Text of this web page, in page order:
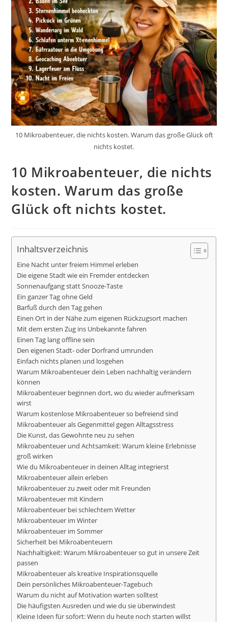
10 Mikroabenteuer, die nichts kosten. Warum das große Glück oft
nichts kostet.
10 Mikroabenteuer, die nichts
kosten. Warum das große
Glück oft nichts kostet.
Inhaltsverzeichnis
Eine Nacht unter freiem Himmel erleben
Die eigene Stadt wie ein Fremder entdecken
Sonnenaufgang statt Snooze-Taste
Ein ganzer Tag ohne Geld
Barfuß durch den Tag gehen
Einen Ort in der Nähe zum eigenen Rückzugsort machen
Mit dem ersten Zug ins Unbekannte fahren
Einen Tag lang offline sein
Den eigenen Stadt- oder Dorfrand umrunden
Einfach nichts planen und losgehen
Warum Mikroabenteuer dein Leben nachhaltig verändern
können
Mikroabenteuer beginnen dort, wo du wieder aufmerksam
wirst
Warum kostenlose Mikroabenteuer so befreiend sind
Mikroabenteuer als Gegenmittel gegen Alltagsstress
Die Kunst, das Gewohnte neu zu sehen
Mikroabenteuer und Achtsamkeit: Warum kleine Erlebnisse
groß wirken
Wie du Mikroabenteuer in deinen Alltag integrierst
Mikroabenteuer allein erleben
Mikroabenteuer zu zweit oder mit Freunden
Mikroabenteuer mit Kindern
Mikroabenteuer bei schlechtem Wetter
Mikroabenteuer im Winter
Mikroabenteuer im Sommer
Sicherheit bei Mikroabenteuern
Nachhaltigkeit: Warum Mikroabenteuer so gut in unsere Zeit
passen
Mikroabenteuer als kreative Inspirationsquelle
Dein persönliches Mikroabenteuer-Tagebuch
Warum du nicht auf Motivation warten solltest
Die häufigsten Ausreden und wie du sie überwindest
Kleine Ideen für sofort: Wenn du heute noch starten willst